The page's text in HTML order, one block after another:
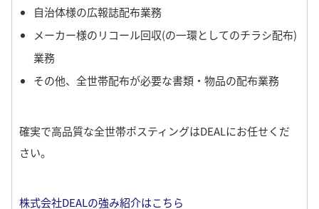
自治体様の広報誌配布業務
メーカー様のリコール回収(の一環としてのチラシ配布)
業務
その他、全世帯配布が必要な書類・物品の配布業務
確実で高品質な全世帯ポスティングはDEALにお任せくだ
さい。
株式会社DEALの強み紹介はこちら